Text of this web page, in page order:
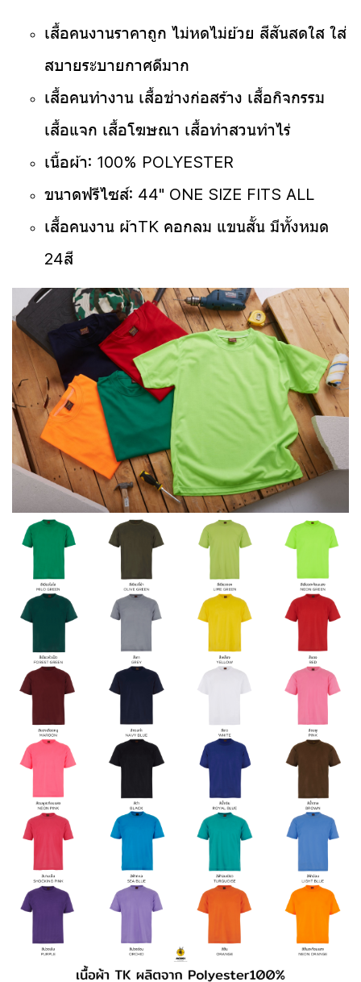
เสื้อคนงานราคาถูก ไม่หดไม่ย้วย สีสันสดใส ใส่
สบายระบายกาศดีมาก
เสื้อคนทำงาน เสื้อช่างก่อสร้าง เสื้อกิจกรรม
เสื้อแจก เสื้อโฆษณา เสื้อทำสวนทำไร่
เนื้อผ้า: 100% POLYESTER
ขนาดฟรีไซส์: 44" ONE SIZE FITS ALL
เสื้อคนงาน ผ้าTK คอกลม แขนสั้น มีทั้งหมด
24สี